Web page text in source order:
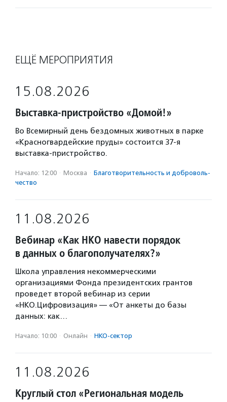
ЕЩЁ МЕРОПРИЯТИЯ
15.08.2026
Выставка-пристройство «Домой!»
Во Всемирный день бездомных животных в парке
«Красногвардейские пруды» состоится 37-я
выставка-пристройство.
Начало: 12:00 · Москва · Благотвори­тель­ность и доброволь­
чест­во
11.08.2026
Вебинар «Как НКО навести порядок
в данных о благополучателях?»
Школа управления некоммерческими
организациями Фонда президентских грантов
проведет второй вебинар из серии
«НКО.Цифровизация» — «От анкеты до базы
данных: как…
Начало: 10:00 · Онлайн · НКО-сектор
11.08.2026
Круглый стол «Региональная модель